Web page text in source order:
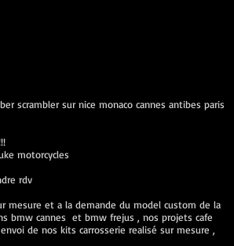
scrambler sur nice monaco cannes antibes paris
motorcycles
rdv
mesure et a la demande du model custom de la
bmw cannes et bmw frejus , nos projets cafe
de nos kits carrosserie realisé sur mesure ,